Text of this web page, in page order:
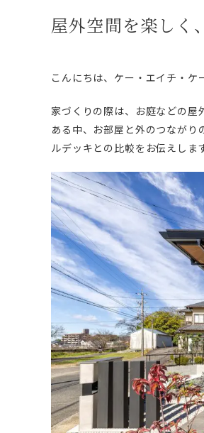
屋外空間を楽しく
こんにちは、ケー・エイチ・ケ
家づくりの際は、お庭などの
ある中、お部屋と外のつなが
ルデッキとの比較をお伝えしま